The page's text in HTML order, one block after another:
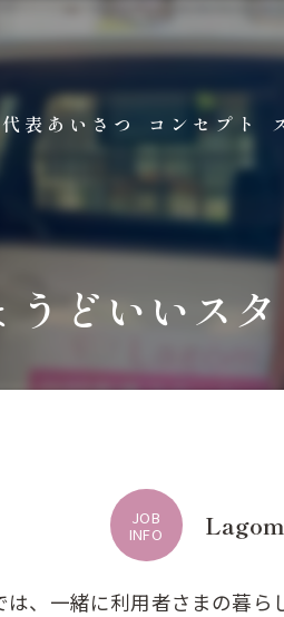
代表あいさつ コンセプト
うどいいス
Lagom
JOB
INFO
、一緒に利用者さまの暮